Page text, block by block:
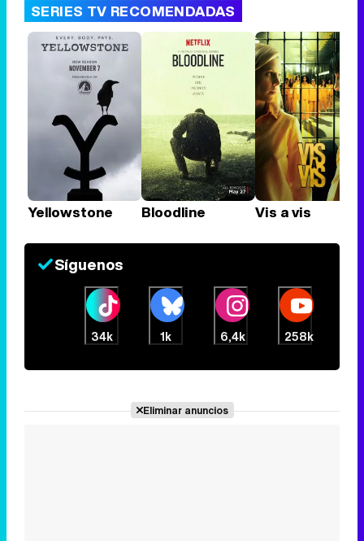
SERIES TV RECOMENDADAS
Yellowstone Bloodline Vis a vis
Síguenos
34k 1k 6,4k 258k
Eliminar anuncios